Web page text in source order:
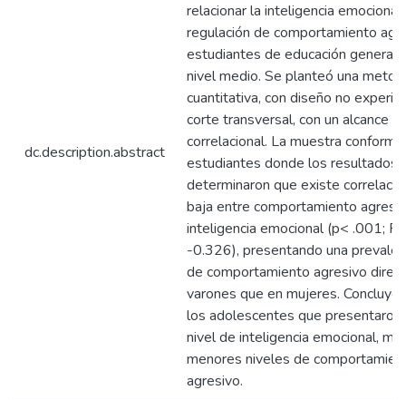
dc.description.abstract
relacionar la inteligencia emocional
regulación de comportamiento
estudiantes de educación general
nivel medio. Se planteó una
cuantitativa, con diseño no
corte transversal, con un alcance
correlacional. La muestra
estudiantes donde los resultados
determinaron que existe
baja entre comportamiento
inteligencia emocional (p< .001;
-0.326), presentando una
de comportamiento agresivo
varones que en mujeres.
los adolescentes que presentaron
nivel de inteligencia emocional,
menores niveles de
agresivo.